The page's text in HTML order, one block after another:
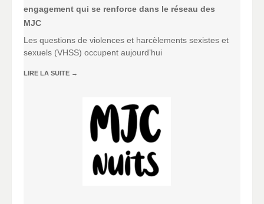
engagement qui se renforce dans le réseau des
MJC
Les questions de violences et harcèlements sexistes et
sexuels (VHSS) occupent aujourd’hui
LIRE LA SUITE →